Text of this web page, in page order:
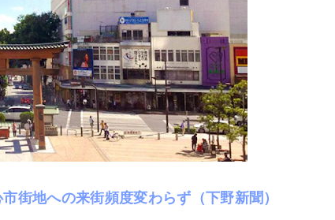
街地への来街頻度変わらず（下野新聞）